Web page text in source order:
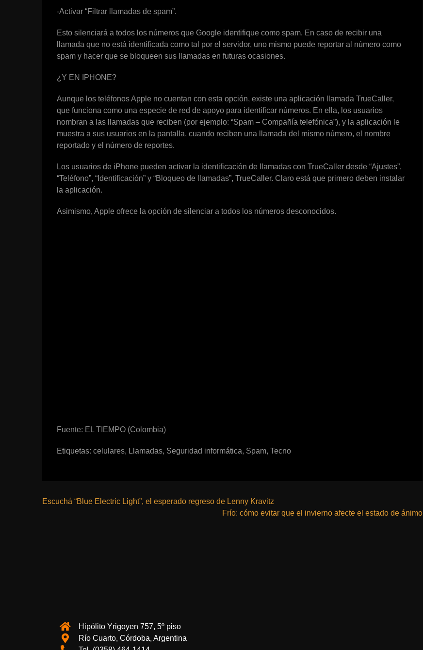
-Activar “Filtrar llamadas de spam”.
Esto silenciará a todos los números que Google identifique como spam. En caso de recibir una
llamada que no está identificada como tal por el servidor, uno mismo puede reportar al número como
spam y hacer que se bloqueen sus llamadas en futuras ocasiones.
¿Y EN IPHONE?
Aunque los teléfonos Apple no cuentan con esta opción, existe una aplicación llamada TrueCaller,
que funciona como una especie de red de apoyo para identificar números. En ella, los usuarios
nombran a las llamadas que reciben (por ejemplo: “Spam – Compañía telefónica”), y la aplicación le
muestra a sus usuarios en la pantalla, cuando reciben una llamada del mismo número, el nombre
reportado y el número de reportes.
Los usuarios de iPhone pueden activar la identificación de llamadas con TrueCaller desde “Ajustes”,
“Teléfono”, “Identificación” y “Bloqueo de llamadas”, TrueCaller. Claro está que primero deben instalar
la aplicación.
Asimismo, Apple ofrece la opción de silenciar a todos los números desconocidos.
Fuente: EL TIEMPO (Colombia)
Etiquetas: celulares, Llamadas, Seguridad informática, Spam, Tecno
Escuchá “Blue Electric Light”, el esperado regreso de Lenny Kravitz
Frío: cómo evitar que el invierno afecte el estado de ánimo
Hipólito Yrigoyen 757, 5º piso
Río Cuarto, Córdoba, Argentina